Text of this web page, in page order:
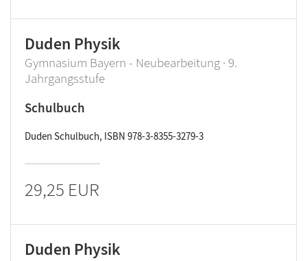
Duden Physik
Gymnasium Bayern - Neubearbeitung · 9.
Jahrgangsstufe
Schulbuch
Duden Schulbuch, ISBN 978-3-8355-3279-3
29,25 EUR
Duden Physik